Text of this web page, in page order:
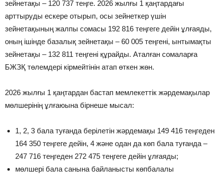
зейнетақы – 120 737 теңге. 2026 жылғы 1 қаңтардағы
арттыруды ескере отырып, осы зейнеткер үшін
зейнетақының жалпы сомасы 192 816 теңгеге дейін ұлғаяды,
оның ішінде базалық зейнетақы – 60 005 теңгені, ынтымақты
зейнетақы – 132 811 теңгені құрайды. Аталған сомаларға
БЖЗҚ төлемдері кірмейтінін атап өткен жөн.
2026 жылғы 1 қаңтардан бастап мемлекеттік жәрдемақылар
мөлшерінің ұлғаюына бірнеше мысал:
1, 2, 3 бала туғанда берілетін жәрдемақы 149 416 теңгеден
164 350 теңгеге дейін, 4 және одан да көп бала туғанда –
247 716 теңгеден 272 475 теңгеге дейін ұлғаяды;
мөлшері бала санына байланысты көпбалалы